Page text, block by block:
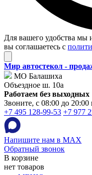
Для вашего удобства мы
вы соглашаетесь с
Мир автостекол -
МО Балашиха
Объездное ш. 10а
Работаем без выходных
Звоните, с 08:00 до
+7 495 128-99-53 +7 977
Напишите нам в MAX
Обратный звонок
В корзине
нет товаров